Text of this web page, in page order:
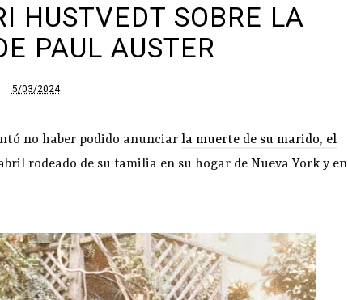
HUSTVEDT SOBRE LA
PAUL AUSTER
5/03/2024
no haber podido anunciar la muerte de su marido, el
rodeado de su familia en su hogar de Nueva York y en